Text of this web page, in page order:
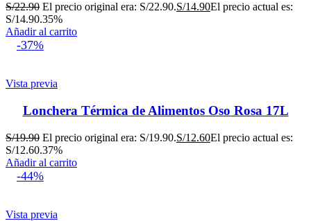
S/22.90 El precio original era: S/22.90.S/14.90El precio actual es:
S/14.90.35%
Añadir al carrito
-37%
Vista previa
Lonchera Térmica de Alimentos Oso Rosa 17L
S/19.90 El precio original era: S/19.90.S/12.60El precio actual es:
S/12.60.37%
Añadir al carrito
-44%
Vista previa